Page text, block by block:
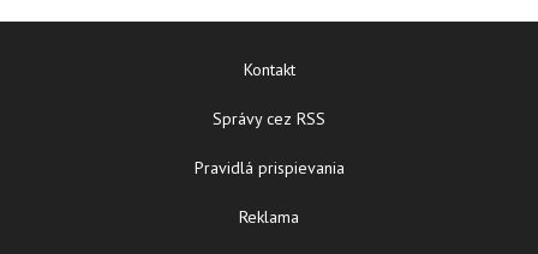
Kontakt
Správy cez RSS
Pravidlá prispievania
Reklama